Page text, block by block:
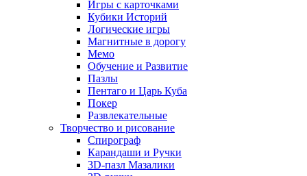
Игры с карточками
Кубики Историй
Логические игры
Магнитные в дорогу
Мемо
Обучение и Развитие
Пазлы
Пентаго и Царь Куба
Покер
Развлекательные
Творчество и рисование
Спирограф
Карандаши и Ручки
3D-пазл Мазалики